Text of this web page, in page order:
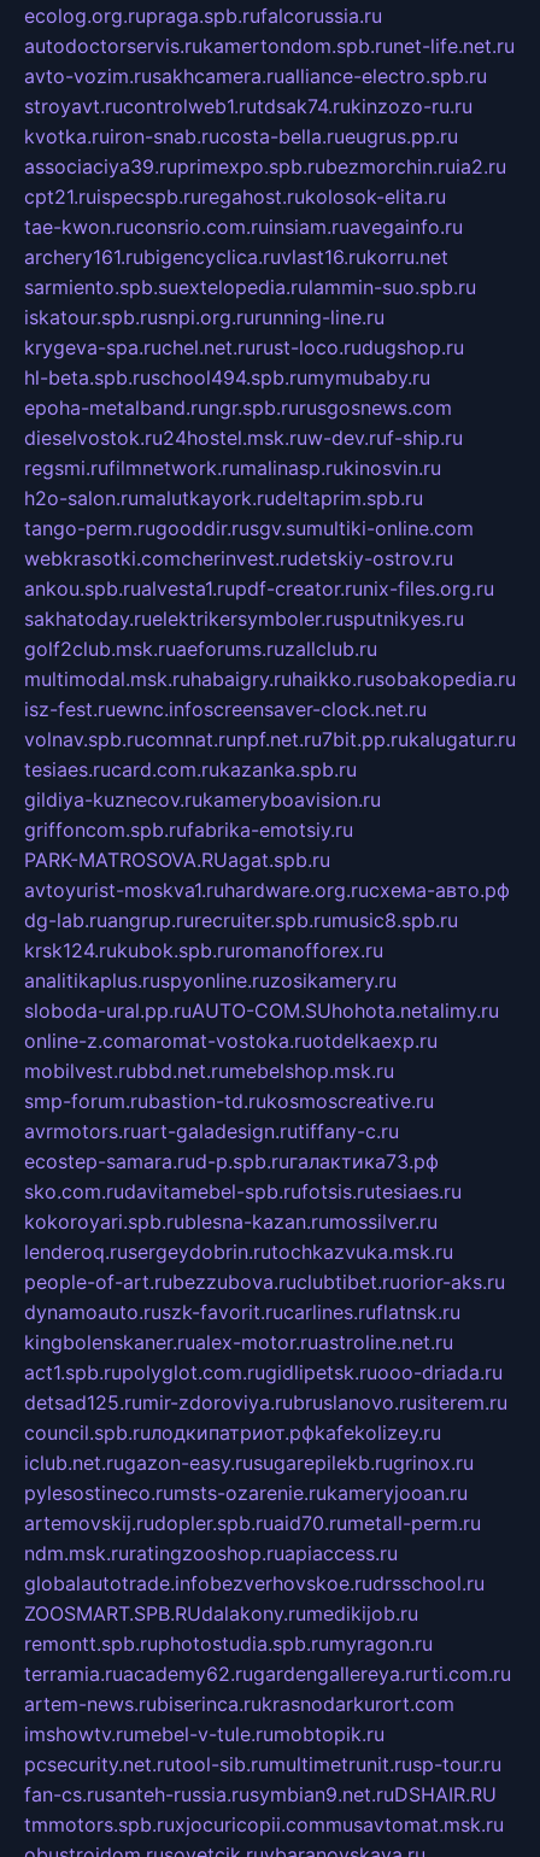
ecolog.org.rupraga.spb.rufalcorussia.ru
autodoctorservis.rukamertondom.spb.runet-life.net.ru
avto-vozim.rusakhcamera.rualliance-electro.spb.ru
stroyavt.rucontrolweb1.rutdsak74.rukinzozo-ru.ru
kvotka.ruiron-snab.rucosta-bella.rueugrus.pp.ru
associaciya39.ruprimexpo.spb.rubezmorchin.ruia2.ru
cpt21.ruispecspb.ruregahost.rukolosok-elita.ru
tae-kwon.ruconsrio.com.ruinsiam.ruavegainfo.ru
archery161.rubigencyclica.ruvlast16.rukorru.net
sarmiento.spb.suextelopedia.rulammin-suo.spb.ru
iskatour.spb.rusnpi.org.rurunning-line.ru
krygeva-spa.ruchel.net.rurust-loco.rudugshop.ru
hl-beta.spb.ruschool494.spb.rumymubaby.ru
epoha-metalband.rungr.spb.rurusgosnews.com
dieselvostok.ru24hostel.msk.ruw-dev.ruf-ship.ru
regsmi.rufilmnetwork.rumalinasp.rukinosvin.ru
h2o-salon.rumalutkayork.rudeltaprim.spb.ru
tango-perm.rugooddir.rusgv.sumultiki-online.com
webkrasotki.comcherinvest.rudetskiy-ostrov.ru
ankou.spb.rualvesta1.rupdf-creator.runix-files.org.ru
sakhatoday.ruelektrikersymboler.rusputnikyes.ru
golf2club.msk.ruaeforums.ruzallclub.ru
multimodal.msk.ruhabaigry.ruhaikko.rusobakopedia.ru
isz-fest.ruewnc.infoscreensaver-clock.net.ru
volnav.spb.rucomnat.runpf.net.ru7bit.pp.rukalugatur.ru
tesiaes.rucard.com.rukazanka.spb.ru
gildiya-kuznecov.rukameryboavision.ru
griffoncom.spb.rufabrika-emotsiy.ru
PARK-MATROSOVA.RUagat.spb.ru
avtoyurist-moskva1.ruhardware.org.ruсхема-авто.рф
dg-lab.ruangrup.rurecruiter.spb.rumusic8.spb.ru
krsk124.rukubok.spb.ruromanofforex.ru
analitikaplus.ruspyonline.ruzosikamery.ru
sloboda-ural.pp.ruAUTO-COM.SUhohota.netalimy.ru
online-z.comaromat-vostoka.ruotdelkaexp.ru
mobilvest.rubbd.net.rumebelshop.msk.ru
smp-forum.rubastion-td.rukosmoscreative.ru
avrmotors.ruart-galadesign.rutiffany-c.ru
ecostep-samara.rud-p.spb.ruгалактика73.рф
sko.com.rudavitamebel-spb.rufotsis.rutesiaes.ru
kokoroyari.spb.rublesna-kazan.rumossilver.ru
lenderoq.rusergeydobrin.rutochkazvuka.msk.ru
people-of-art.rubezzubova.ruclubtibet.ruorior-aks.ru
dynamoauto.ruszk-favorit.rucarlines.ruflatnsk.ru
kingbolenskaner.rualex-motor.ruastroline.net.ru
act1.spb.rupolyglot.com.rugidlipetsk.ruooo-driada.ru
detsad125.rumir-zdoroviya.rubruslanovo.rusiterem.ru
council.spb.ruлодкипатриот.рфkafekolizey.ru
iclub.net.rugazon-easy.rusugarepilekb.rugrinox.ru
pylesostineco.rumsts-ozarenie.rukameryjooan.ru
artemovskij.rudopler.spb.ruaid70.rumetall-perm.ru
ndm.msk.ruratingzooshop.ruapiaccess.ru
globalautotrade.infobezverhovskoe.rudrsschool.ru
ZOOSMART.SPB.RUdalakony.rumedikijob.ru
remontt.spb.ruphotostudia.spb.rumyragon.ru
terramia.ruacademy62.rugardengallereya.rurti.com.ru
artem-news.rubiserinca.rukrasnodarkurort.com
imshowtv.rumebel-v-tule.rumobtopik.ru
pcsecurity.net.rutool-sib.rumultimetrunit.rusp-tour.ru
fan-cs.rusanteh-russia.rusymbian9.net.ruDSHAIR.RU
tmmotors.spb.ruxjocuricopii.commusavtomat.msk.ru